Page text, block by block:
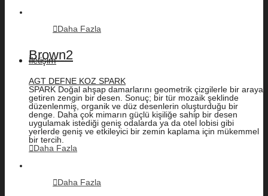
İletişim
Daha Fazla
Brown2
AGT DEFNE KOZ SPARK
SPARK Doğal ahşap damarlarını geometrik çizgilerle bir araya
getiren zengin bir desen. Sonuç; bir tür mozaik şeklinde
düzenlenmiş, organik ve düz desenlerin oluşturduğu bir
denge. Daha çok mimarın güçlü kişiliğe sahip bir desen
uygulamak istediği geniş odalarda ya da otel lobisi gibi
yerlerde geniş ve etkileyici bir zemin kaplama için mükemmel
bir tercih.
Daha Fazla
Daha Fazla